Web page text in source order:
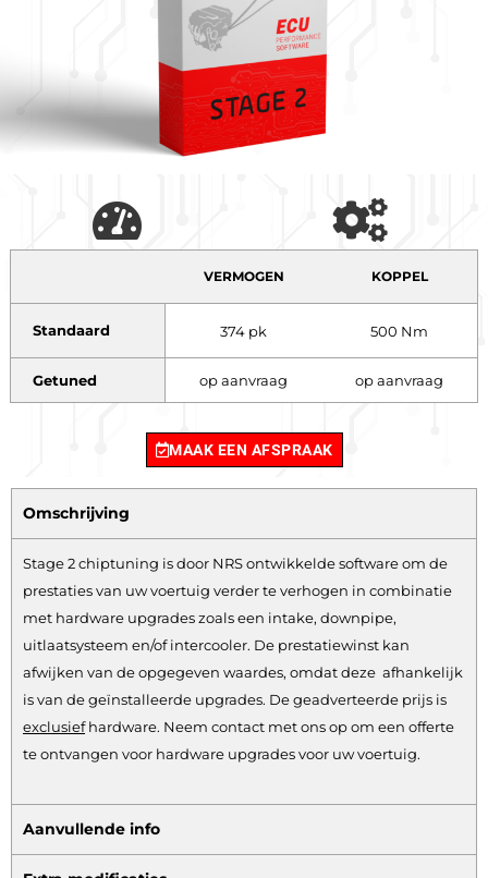
VERMOGEN KOPPEL
Standaard 374 pk 500 Nm
Getuned op aanvraag op aanvraag
MAAK EEN AFSPRAAK
Omschrijving
Stage 2 chiptuning is door NRS ontwikkelde software om de
prestaties van uw voertuig verder te verhogen in combinatie
met hardware upgrades zoals een intake, downpipe,
uitlaatsysteem en/of intercooler. De prestatiewinst kan
afwijken van de opgegeven waardes, omdat deze afhankelijk
is van de geïnstalleerde upgrades. De geadverteerde prijs is
exclusiefhardware. Neem contact met ons op om een offerte
te ontvangen voor hardware upgrades voor uw voertuig.
Aanvullende info